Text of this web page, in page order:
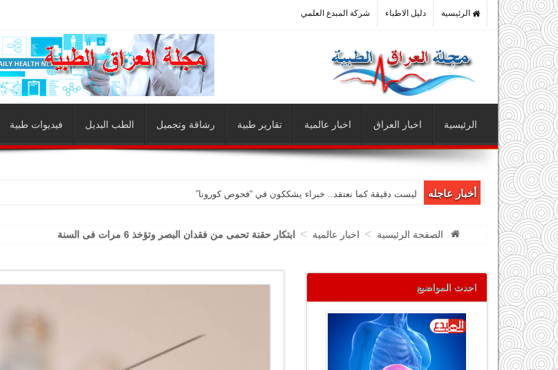
الرئيسية دليل الاطباء شركة المبدع العلمي
الرئيسية اخبار العراق اخبار عالمية تقارير طبية رشاقة وتجميل الطب البديل فيديوات طبية
أخبار عاجله ليست دقيقة كما نعتقد.. خبراء يشككون في “فحوص كورونا”
الصفحة الرئيسية > اخبار عالمية > ابتكار حقنة تحمى من فقدان البصر وتؤخذ 6 مرات فى السنة
احدث المواضيع